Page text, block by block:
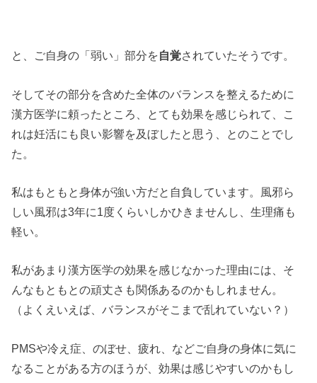
と、ご自身の「弱い」部分を自覚されていたそうです。
そしてその部分を含めた全体のバランスを整えるために
漢方医学に頼ったところ、とても効果を感じられて、こ
れは妊活にも良い影響を及ぼしたと思う、とのことでし
た。
私はもともと身体が強い方だと自負しています。風邪ら
しい風邪は3年に1度くらいしかひきませんし、生理痛も
軽い。
私があまり漢方医学の効果を感じなかった理由には、そ
んなもともとの頑丈さも関係あるのかもしれません。
（よくえいえば、バランスがそこまで乱れていない？）
PMSや冷え症、のぼせ、疲れ、などご自身の身体に気に
なることがある方のほうが、効果は感じやすいのかもし